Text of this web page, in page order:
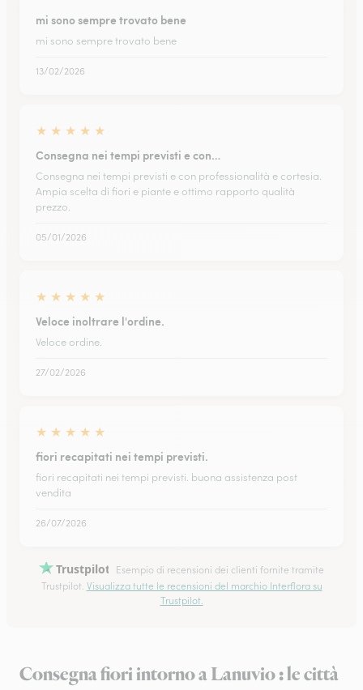
mi sono sempre trovato bene
mi sono sempre trovato bene
13/02/2026
★ ★ ★ ★ ★
Consegna nei tempi previsti e con…
Consegna nei tempi previsti e con professionalità e cortesia.
Ampia scelta di fiori e piante e ottimo rapporto qualità
prezzo.
05/01/2026
★ ★ ★ ★ ★
Veloce inoltrare l'ordine.
Veloce ordine.
27/02/2026
★ ★ ★ ★ ★
fiori recapitati nei tempi previsti.
fiori recapitati nei tempi previsti. buona assistenza post
vendita
26/07/2026
Trustpilot
Esempio di recensioni dei clienti fornite tramite
Trustpilot. Visualizza tutte le recensioni del marchio Interflora su
Trustpilot.
Consegna fiori intorno a Lanuvio : le città